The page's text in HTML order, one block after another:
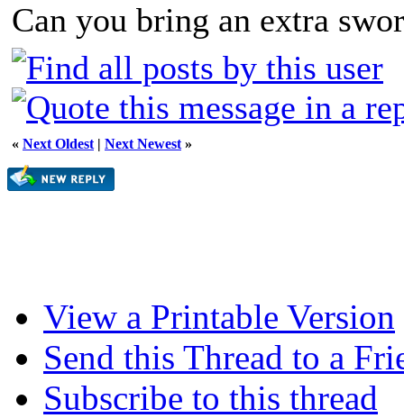
Can you bring an extra
« Next Oldest | Next Newest »
View a Printable Version
Send this Thread to a
Subscribe to this thread